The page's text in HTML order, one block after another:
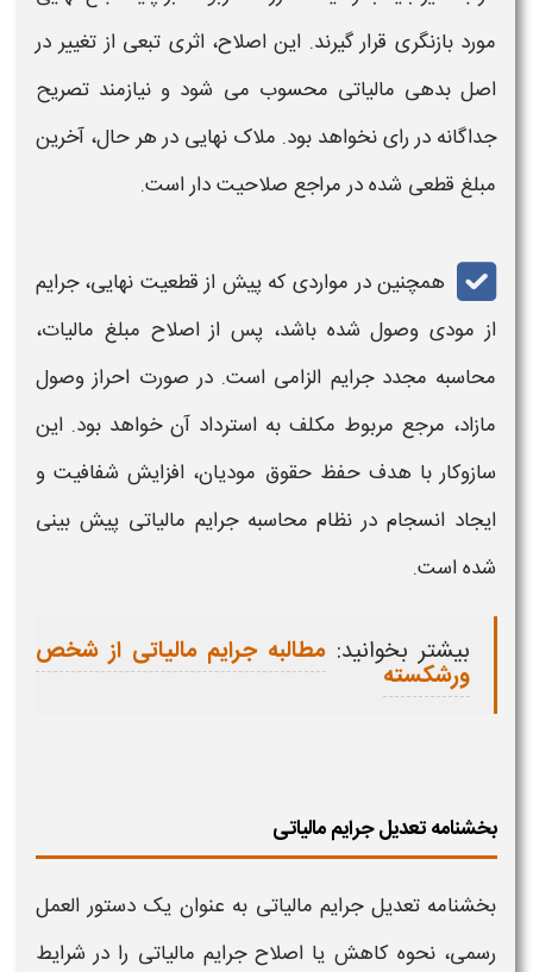
مورد بازنگری قرار گیرند. این اصلاح، اثری تبعی از تغییر در
اصل بدهی مالیاتی محسوب می‌ شود و نیازمند تصریح
جداگانه در رای نخواهد بود. ملاک نهایی در هر حال، آخرین
مبلغ قطعی‌ شده در مراجع صلاحیت‌ دار است.
همچنین در مواردی که پیش ازقطعیت نهایی،جرایم
از مودی وصول شده باشد، پس ازاصلاح مبلغ مالیات،
محاسبه مجددجرایم الزامی است. در صورت احراز وصول
مازاد، مرجع مربوط مکلف به استرداد آن خواهد بود. این
سازوکار با هدف حفظ حقوق مودیان، افزایش شفافیت و
ایجاد انسجام در نظام محاسبهجرایم مالیاتیپیش‌ بینی
شده است.
بیشتر بخوانید: مطالبه جرایم مالیاتی از شخص
ورشکسته
بخشنامه تعدیل جرایم مالیاتی
بخشنامه تعدیل جرایم مالیاتی به‌ عنوان یک دستور العمل
رسمی، نحوه کاهش یا اصلاح جرایم مالیاتی را در شرایط